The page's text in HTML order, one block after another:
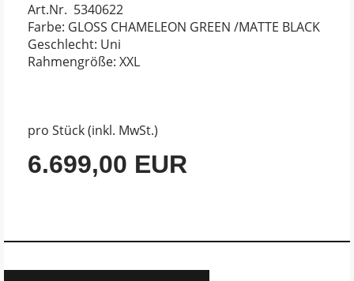
Art.Nr. 5340622
Farbe: GLOSS CHAMELEON GREEN /MATTE BLACK
Geschlecht: Uni
Rahmengröße: XXL
pro Stück (inkl. MwSt.)
6.699,00 EUR